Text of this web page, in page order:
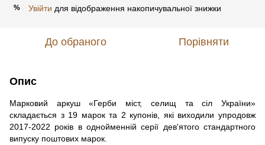
% Увійти для відображення накопичувальної знижки
До обраного Порівняти
Опис
Марковий аркуш «Герби міст, селищ та сіл України»
складається з 19 марок та 2 купонів, які виходили упродовж
2017-2022 років воднойменній серії дев'ятого стандартного
випуску поштових марок.